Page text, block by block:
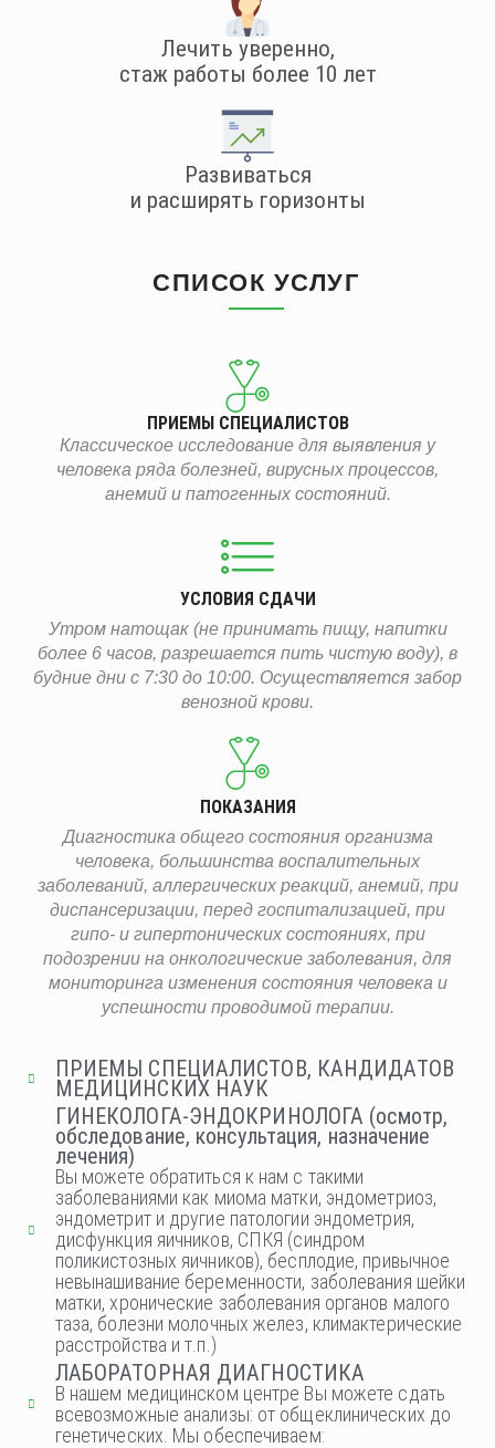
Лечить уверенно,
стаж работы более 10 лет
Развиваться
и расширять горизонты
СПИСОК УСЛУГ
ПРИЕМЫ СПЕЦИАЛИСТОВ
Классическое исследование для выявления у
человека ряда болезней, вирусных процессов,
анемий и патогенных состояний.
УСЛОВИЯ СДАЧИ
Утром натощак (не принимать пищу, напитки
более 6 часов, разрешается пить чистую воду), в
будние дни с 7:30 до 10:00. Осуществляется забор
венозной крови.
ПОКАЗАНИЯ
Диагностика общего состояния организма
человека, большинства воспалительных
заболеваний, аллергических реакций, анемий, при
диспансеризации, перед госпитализацией, при
гипо- и гипертонических состояниях, при
подозрении на онкологические заболевания, для
мониторинга изменения состояния человека и
успешности проводимой терапии.
ПРИЕМЫ СПЕЦИАЛИСТОВ, КАНДИДАТОВ
МЕДИЦИНСКИХ НАУК​
ГИНЕКОЛОГА-ЭНДОКРИНОЛОГА (осмотр,
обследование, консультация, назначение
лечения)
Вы можете обратиться к нам с такими
заболеваниями как миома матки, эндометриоз,
эндометрит и другие патологии эндометрия,
дисфункция яичников, СПКЯ (синдром
поликистозных яичников), бесплодие, привычное
невынашивание беременности, заболевания шейки
матки, хронические заболевания органов малого
таза, болезни молочных желез, климактерические
расстройства и т.п.)
ЛАБОРАТОРНАЯ ДИАГНОСТИКА
В нашем медицинском центре Вы можете сдать
всевозможные анализы: от общеклинических до
генетических. Мы обеспечиваем: